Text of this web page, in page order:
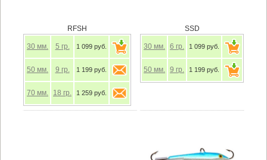
RFSH
30 мм. 5 гр. 1 099 руб.
50 мм. 9 гр. 1 199 руб.
70 мм. 18 гр. 1 259 руб.
SSD
30 мм. 6 гр. 1 099 руб.
50 мм. 9 гр. 1 199 руб.